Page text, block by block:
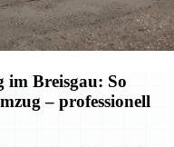
im Breisgau: So
– professionell